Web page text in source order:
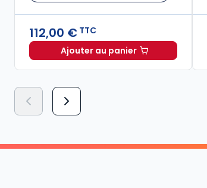
112,00 € TTC
Ajouter au panier